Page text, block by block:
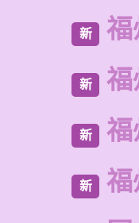
新 福
新 福
新 福
新 福